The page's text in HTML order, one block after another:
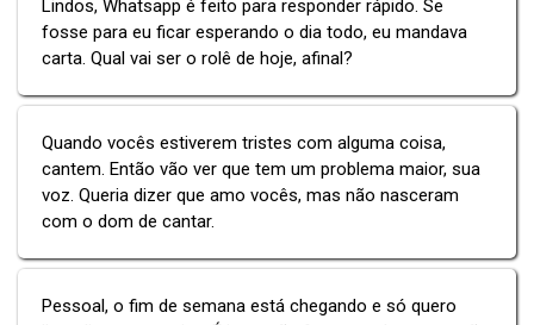
Lindos, Whatsapp é feito para responder rápido. Se
fosse para eu ficar esperando o dia todo, eu mandava
carta. Qual vai ser o rolê de hoje, afinal?
Quando vocês estiverem tristes com alguma coisa,
cantem. Então vão ver que tem um problema maior, sua
voz. Queria dizer que amo vocês, mas não nasceram
com o dom de cantar.
Pessoal, o fim de semana está chegando e só quero